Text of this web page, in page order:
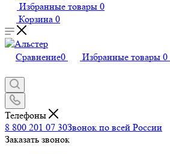
Избранные товары 0
Корзина 0
Сравнение0 Избранные товары 0
Телефоны
8 800 201 07 30Звонок по всей России
Заказать звонок